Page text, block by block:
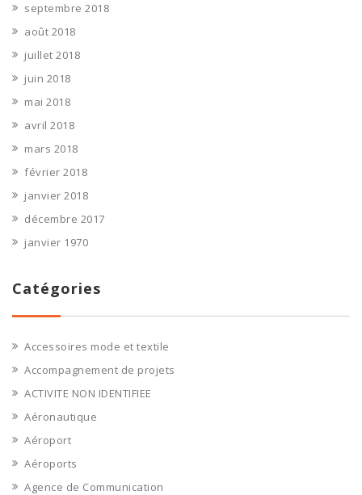
septembre 2018
août 2018
juillet 2018
juin 2018
mai 2018
avril 2018
mars 2018
février 2018
janvier 2018
décembre 2017
janvier 1970
Catégories
Accessoires mode et textile
Accompagnement de projets
ACTIVITE NON IDENTIFIEE
Aéronautique
Aéroport
Aéroports
Agence de Communication